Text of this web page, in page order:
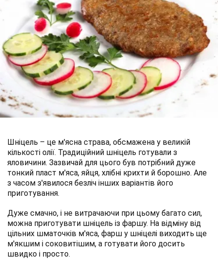
Шніцель – це м'ясна страва, обсмажена у великій
кількості олії. Традиційний шніцель готували з
яловичини. Зазвичай для цього був потрібний дуже
тонкий пласт м'яса, яйця, хлібні крихти й борошно. Але
з часом з'явилося безліч інших варіантів його
приготування.
Дуже смачно, і не витрачаючи при цьому багато сил,
можна приготувати шніцель із фаршу. На відміну від
цільних шматочків м'яса, фарш у шніцелі виходить ще
м'якшим і соковитішим, а готувати його досить
швидко і просто.